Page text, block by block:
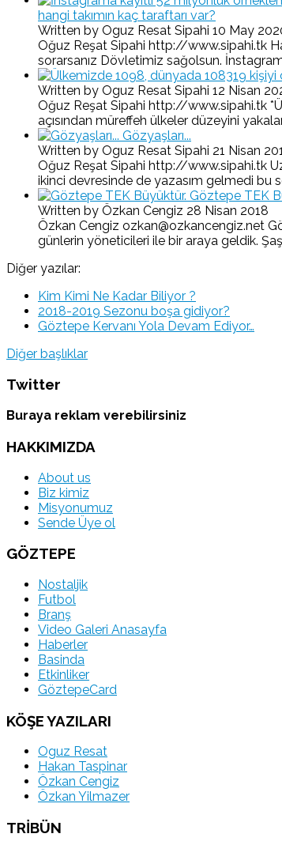
hangi takımın kaç taraftarı var?
Written by Oguz Resat Sipahi 10 May
Oğuz Reşat Sipahi http://www.sipahi.tk
sorarsanız Dövletimiz sağolsun.
Written by Oguz Resat Sipahi 12 Nisan
Oğuz Reşat Sipahi http://www.sipahi.tk
açısından müreffeh ülkeler düzeyini
Gözyaşları...
Written by Oguz Resat Sipahi 21 Nisan
Oğuz Reşat Sipahi http://www.sipahi.tk
ikinci devresinde de yazasım gelmedi bu
Göztepe TEK
Written by Özkan Cengiz 28 Nisan 2018
Özkan Cengiz ozkan@ozkancengiz.net
günlerin yöneticileri ile bir araya geldik.
Diğer yazılar:
Kim Kimi Ne Kadar Biliyor ?
2018-2019 Sezonu boşa gidiyor?
Göztepe Kervanı Yola Devam Ediyor…
Diğer başlıklar
Twitter
Buraya reklam verebilirsiniz
HAKKIMIZDA
About us
Biz kimiz
Misyonumuz
Sende Üye ol
GÖZTEPE
Nostaljik
Futbol
Branş
Video Galeri Anasayfa
Haberler
Basinda
Etkinliker
GöztepeCard
KÖŞE YAZILARI
Oguz Resat
Hakan Taspinar
Özkan Cengiz
Özkan Yilmazer
TRİBÜN